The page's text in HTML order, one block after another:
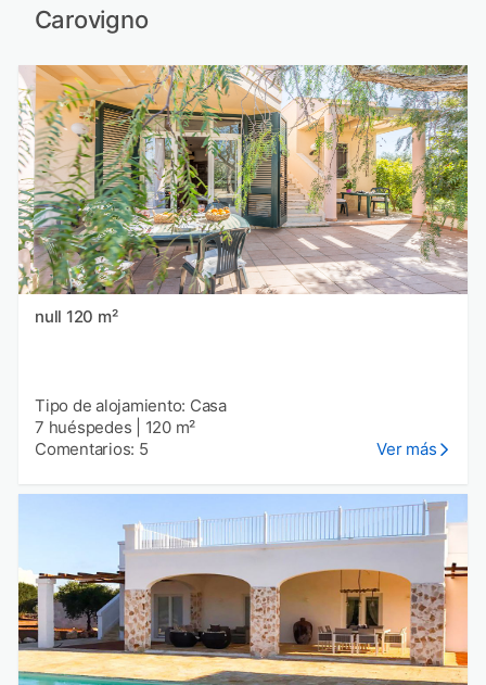
Carovigno
null 120 m²
Tipo de alojamiento: Casa
7 huéspedes
120 m²
Comentarios: 5
Ver más